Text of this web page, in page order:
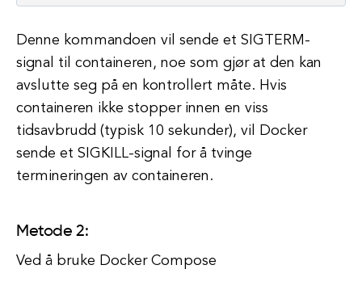
Denne kommandoen vil sende et SIGTERM-
signal til containeren, noe som gjør at den kan
avslutte seg på en kontrollert måte. Hvis
containeren ikke stopper innen en viss
tidsavbrudd (typisk 10 sekunder), vil Docker
sende et SIGKILL-signal for å tvinge
termineringen av containeren.
Metode 2:
Ved å bruke Docker Compose